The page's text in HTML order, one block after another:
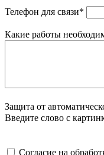
Телефон для связи*
Какие работы
Защита от
Введите слово с
Согласие на